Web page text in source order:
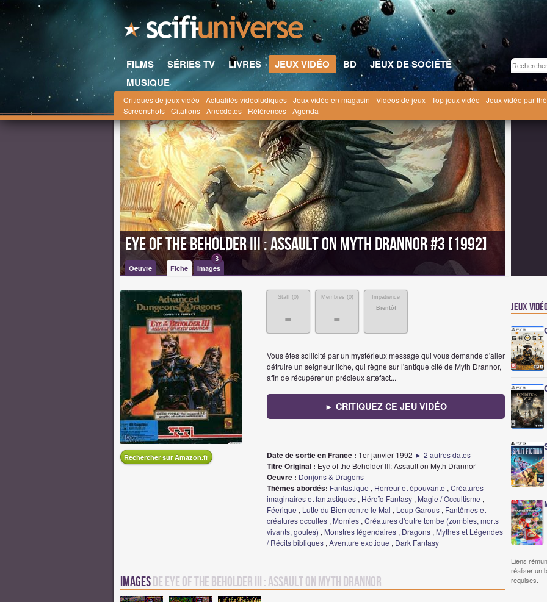
FILMS SÉRIES TV LIVRES JEUX VIDÉO BD
JEUX DE SOCIÉTÉ
MUSIQUE
Critiques de jeux vidéo Actualités vidéoludiques Jeux vidéo en magasin Vidéos de jeux Top jeux vidéo Jeux vidéo par
Screenshots Citations Anecdotes Références Agenda
Scifi-Universe.com la saga Donjons & Dragons Jeux Vidéo Eye of the Beholder III : Assault on Myth Drannor #3 [1992]
Eye of the Beholder III : Assault on Myth Drannor #3 [1992]
Oeuvre Fiche Images
3
Staff (0)
-
Membres (0)
-
Impatience
Bientôt
Vous êtes sollicité par un mystérieux message qui vous demande d'aller
détruire un seigneur liche, qui règne sur l'antique cité de Myth Drannor,
afin de récupérer un précieux artefact...
► CRITIQUEZ CE JEU VIDÉO
Rechercher sur Amazon.fr Date de sortie en France : 1er janvier 1992 ► 2 autres dates
Titre Original : Eye of the Beholder III: Assault on Myth Drannor
Oeuvre : Donjons & Dragons
Thèmes abordés: Fantastique , Horreur et épouvante , Créatures
imaginaires et fantastiques , Héroïc-Fantasy , Magie / Occultisme ,
Féerique , Lutte du Bien contre le Mal , Loup Garous , Fantômes et
créatures occultes , Momies , Créatures d'outre tombe (zombies, morts
vivants, goules) , Monstres légendaires , Dragons , Mythes et Légendes
/ Récits bibliques , Aventure exotique , Dark Fantasy
Imagesde Eye of the Beholder III : Assault on Myth Drannor
Jeux
Liens
réaliser un
requises.